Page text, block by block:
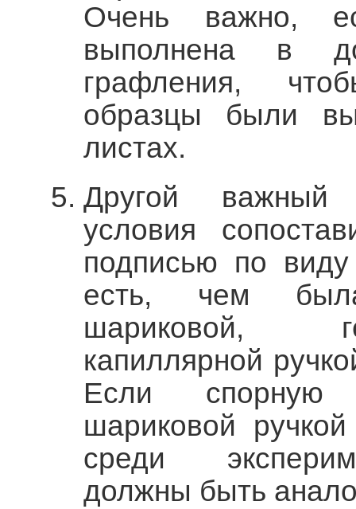
Очень важно,
выполнена в
графления,
образцы были
листах.
Другой важный
условия
подписью по
есть, чем
шариковой,
капиллярной
Если спорную
шариковой
среди
должны быть